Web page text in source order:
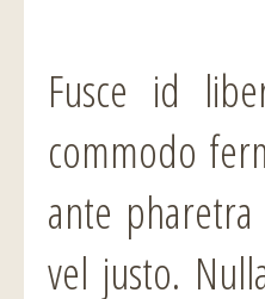
Fusce id
commodo
ante
vel justo.